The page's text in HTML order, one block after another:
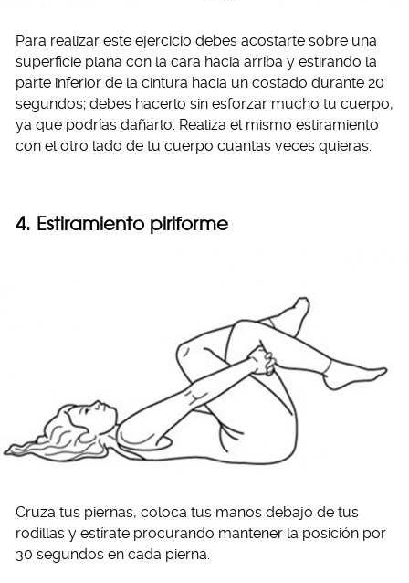
Para realizar este ejercicio debes acostarte sobre una
superficie plana con la cara hacia arriba y estirando la
parte inferior de la cintura hacia un costado durante 20
segundos; debes hacerlo sin esforzar mucho tu cuerpo,
ya que podrías dañarlo. Realiza el mismo estiramiento
con el otro lado de tu cuerpo cuantas veces quieras.
4. Estiramiento piriforme
Cruza tus piernas, coloca tus manos debajo de tus
rodillas y estírate procurando mantener la posición por
30 segundos en cada pierna.